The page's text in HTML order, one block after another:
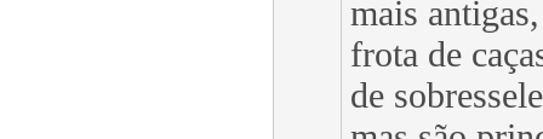
mais
frota de
de